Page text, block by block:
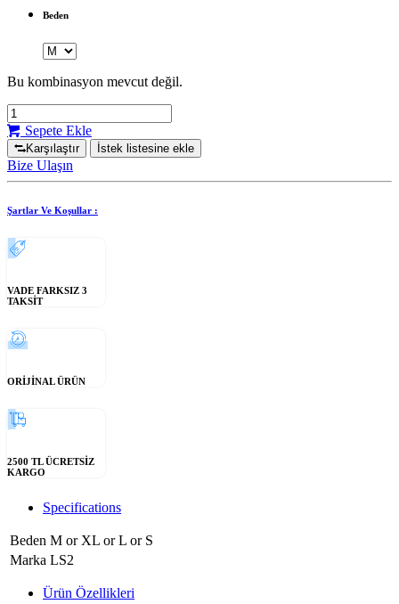
Beden
Bu kombinasyon mevcut değil.
Sepete Ekle
Karşılaştır İstek listesine ekle
Bize Ulaşın
Şartlar Ve Koşullar :
VADE FARKSIZ 3
TAKSİT
ORİJİNAL ÜRÜN
2500 TL ÜCRETSİZ
KARGO
Specifications
Beden M or XL orL or S
Marka LS2
Ürün Özellikleri